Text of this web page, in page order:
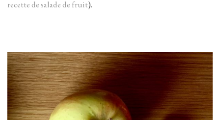
recette de salade de fruit).